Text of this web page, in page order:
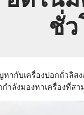
ชั่
กับเครื่องปอกถั่วลิส
ลังมองหาเครื่องที่สา